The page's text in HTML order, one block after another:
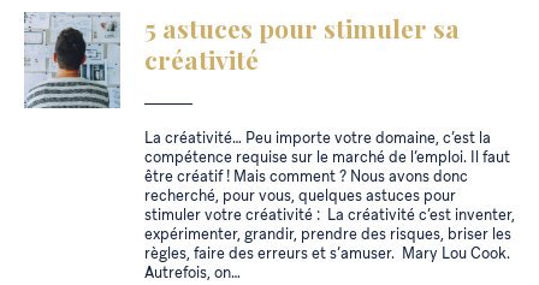
5 astuces pour stimuler sa
créativité
La créativité… Peu importe votre domaine, c’est la
compétence requise sur le marché de l’emploi. Il faut
être créatif ! Mais comment ? Nous avons donc
recherché, pour vous, quelques astuces pour
stimuler votre créativité : La créativité c’est inventer,
expérimenter, grandir, prendre des risques, briser les
règles, faire des erreurs et s’amuser. Mary Lou Cook.
Autrefois, on…